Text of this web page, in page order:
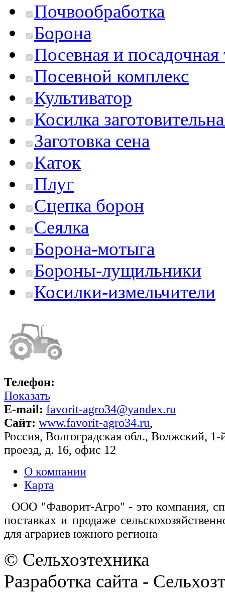
Почвообработка
Борона
Посевная и посадочная
Посевной комплекс
Культиватор
Косилка
Заготовка сена
Каток
Плуг
Сцепка борон
Сеялка
Борона-мотыга
Бороны-лущильники
Косилки-измельчители
Телефон:
Показать
E-mail: favorit-agro34@yandex.ru
Сайт: www.favorit-agro34.ru,
Россия, Волгоградская обл., Волжский, 1-
проезд, д. 16, офис 12
О компании
Карта
ООО "Фаворит-Агро" - это компания,
поставках и продаже
для аграриев южного региона
© Сельхозтехника
Разработка сайта -